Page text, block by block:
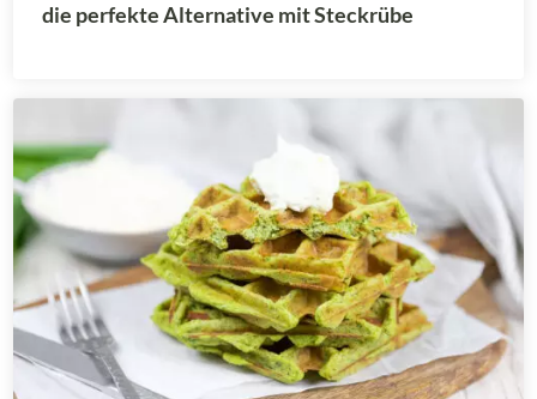
die perfekte Alternative mit Steckrübe